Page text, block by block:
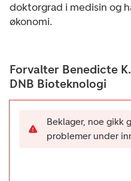
doktorgrad i medisin og
økonomi.
Forvalter Benedicte
DNB Bioteknologi
Beklager, noe gikk
problemer under